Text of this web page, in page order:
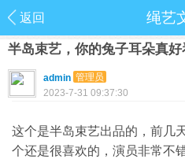
返回 绳艺
半岛束艺，你的兔子耳朵真好
admin 管理员
2023-7-31 09:37:30
这个是半岛束艺出品的，前几
个还是很喜欢的，演员非常不